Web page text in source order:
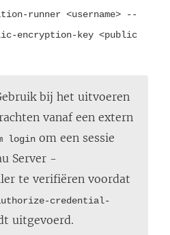
d
t
e
e
n
i
e
u
runner <username> --
encryption-key <public
bij het uitvoeren
vanaf een extern
login om een sessie
Server -
te verifiëren voordat
credential-
uitgevoerd.